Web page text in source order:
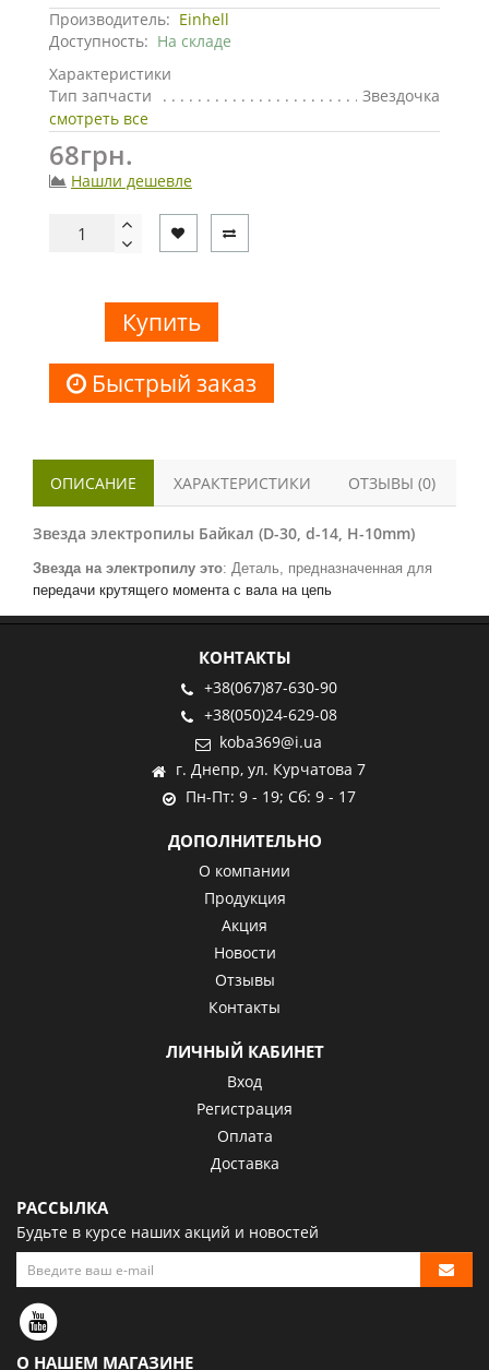
Производитель: Einhell
Доступность: На складе
Характеристики
Тип запчасти
Звездочка
смотреть все
68грн.
Нашли дешевле
Купить
Быстрый заказ
ОПИСАНИЕ ХАРАКТЕРИСТИКИ ОТЗЫВЫ (0)
Звезда электропилы Байкал (D-30, d-14, H-10mm)
Звезда на электропилу это: Деталь, предназначенная для
передачи крутящего момента с вала на цепь
КОНТАКТЫ
+38(067)87-630-90
+38(050)24-629-08
koba369@i.ua
г. Днепр, ул. Курчатова 7
Пн-Пт: 9 - 19; Сб: 9 - 17
ДОПОЛНИТЕЛЬНО
О компании
Продукция
Акция
Новости
Отзывы
Контакты
ЛИЧНЫЙ КАБИНЕТ
Вход
Регистрация
Оплата
Доставка
РАССЫЛКА
Будьте в курсе наших акций и новостей
О НАШЕМ МАГАЗИНЕ